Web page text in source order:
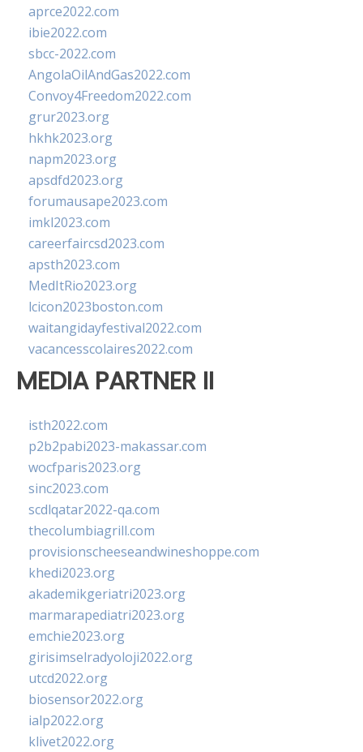
aprce2022.com
ibie2022.com
sbcc-2022.com
AngolaOilAndGas2022.com
Convoy4Freedom2022.com
grur2023.org
hkhk2023.org
napm2023.org
apsdfd2023.org
forumausape2023.com
imkl2023.com
careerfaircsd2023.com
apsth2023.com
MedItRio2023.org
lcicon2023boston.com
waitangidayfestival2022.com
vacancesscolaires2022.com
MEDIA PARTNER II
isth2022.com
p2b2pabi2023-makassar.com
wocfparis2023.org
sinc2023.com
scdlqatar2022-qa.com
thecolumbiagrill.com
provisionscheeseandwineshoppe.com
khedi2023.org
akademikgeriatri2023.org
marmarapediatri2023.org
emchie2023.org
girisimselradyoloji2022.org
utcd2022.org
biosensor2022.org
ialp2022.org
klivet2022.org